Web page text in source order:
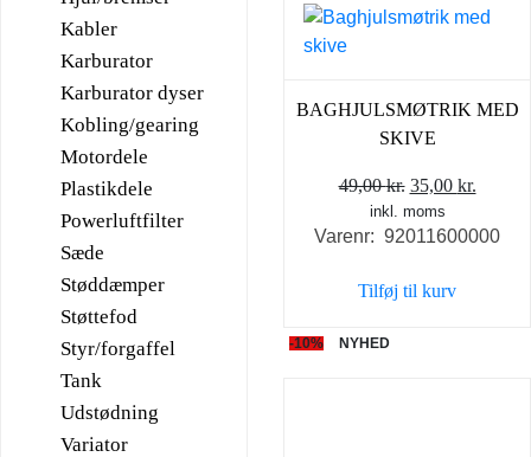
Kabler
Karburator
Karburator dyser
Kobling/gearing
Motordele
Plastikdele
Powerluftfilter
Sæde
Støddæmper
Støttefod
Styr/forgaffel
Tank
Udstødning
Variator
BAGHJULSMØTRIK MED
SKIVE
49,00kr. Den
oprindelige
pris
49,00 kr..
35,00 kr.
pris
inkl. moms
Varenr: 92011600000
Tilføj til kurv
-10% NYHED